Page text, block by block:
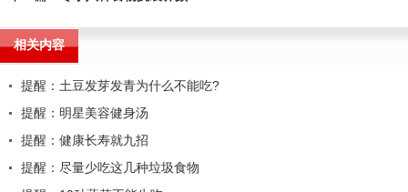
相关内容
提醒：土豆发芽发青为什么不能吃?
提醒：明星美容健身汤
提醒：健康长寿就九招
提醒：尽量少吃这几种垃圾食物